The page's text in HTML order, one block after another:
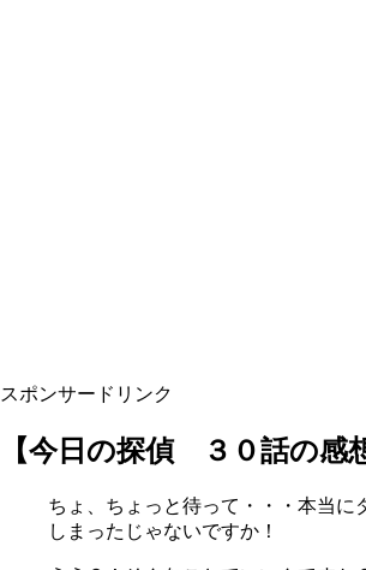
スポンサードリンク
【今日の探偵 ３０話の感
ちょ、ちょっと待って・・・本当に
しまったじゃないですか！